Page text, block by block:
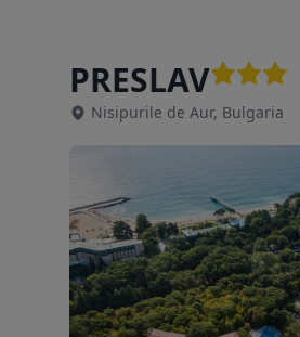
PRESLAV
Nisipurile de Aur, Bulgaria